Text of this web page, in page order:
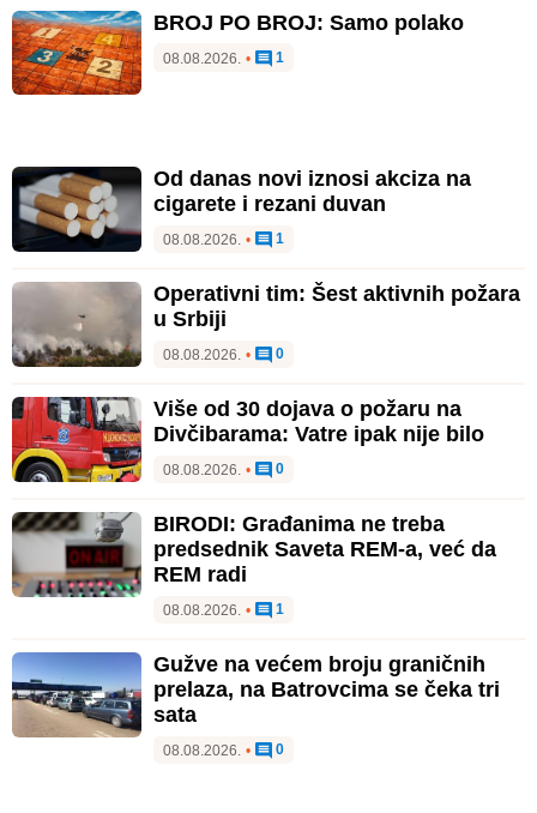
BROJ PO BROJ: Samo polako
08.08.2026. • 1
Od danas novi iznosi akciza na
cigarete i rezani duvan
08.08.2026. • 1
Operativni tim: Šest aktivnih požara
u Srbiji
08.08.2026. • 0
Više od 30 dojava o požaru na
Divčibarama: Vatre ipak nije bilo
08.08.2026. • 0
BIRODI: Građanima ne treba
predsednik Saveta REM-a, već da
REM radi
08.08.2026. • 1
Gužve na većem broju graničnih
prelaza, na Batrovcima se čeka tri
sata
08.08.2026. • 0